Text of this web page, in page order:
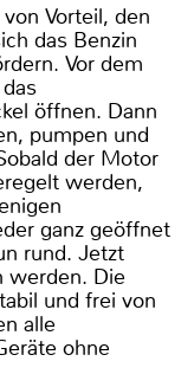
Vorteil, den
das Benzin
Vor dem
öffnen. Dann
pumpen und
der Motor
werden,
ganz geöffnet
rund. Jetzt
werden. Die
und frei von
alle
ohne